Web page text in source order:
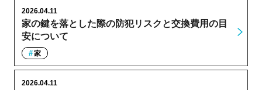
家の鍵を落とした際の防犯リスクと交換費用の目
安について
2026.04.11
家
2026.04.11